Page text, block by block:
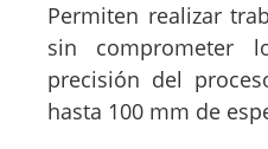
Permiten realizar
sin comprometer
precisión del
hasta 100 mm de